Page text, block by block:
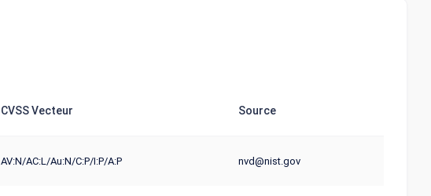
CVSS Vecteur Source
AV:N/AC:L/Au:N/C:P/I:P/A:P nvd@nist.gov